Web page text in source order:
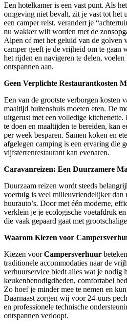
Een hotelkamer is een vast punt. Als
omgeving niet bevalt, zit je vast tot het
een camper reist, verandert je
nu wakker wilt worden met de
Alpen of met het geluid van de golven
camper geeft je de vrijheid om te gaan
het rijden en navigeren te delen,
ontspannen aan.
Geen Verplichte Restaurantkosten
Een van de grootste verborgen kosten
maaltijd buitenshuis moeten eten. De
uitgerust met een volledige kitchenette.
te doen en maaltijden te bereiden, kan
per week besparen. Samen koken en
afgelegen camping is een ervaring die
vijfsterrenrestaurant kan evenaren.
Caravanreizen: Een Duurzamere
Duurzaam reizen wordt steeds
voertuig is veel milieuvriendelijker dan
huurauto’s. Door met één moderne,
verklein je je ecologische voetafdruk
die vaak gepaard gaat met
Waarom Kiezen voor
Kiezen voorCampersverhuur
traditionele accommodaties naar de
verhuurservice biedt alles wat je nodig
keukenbenodigdheden, comfortabel
Zo hoef je minder mee te nemen en
Daarnaast zorgen wij voor 24-uurs
en professionele technische
ontspannen verloopt.